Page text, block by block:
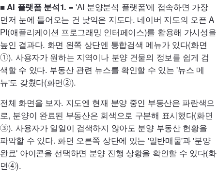
■AI 플랫폼 분석1. ='AI 분양분석 플랫폼'에 접속하면 가장
먼저 눈에 들어오는 건 낯익은 지도다. 네이버 지도의 오픈A
PI(애플리케이션 프로그래밍 인터페이스)를 활용해 가시성을
높인 결과다. 화면 왼쪽 상단엔 통합검색 메뉴가 있다(화면
➀). 사용자가 원하는 지역이나 분양 건물의 정보를 쉽게 검
색할 수 있다. 부동산 관련 뉴스를 확인할 수 있는 '뉴스 메
뉴'도 갖췄다(화면➁).
전체 화면을 보자. 지도엔 현재 분양 중인 부동산은 파란색으
로, 분양이 완료된 부동산은 회색으로 구분해 표시했다(화면
➂). 사용자가 일일이 검색하지 않아도 분양 부동산 현황을
파악할 수 있다. 화면 오른쪽 상단에 있는 '일반매물'과 '분양
완료' 아이콘을 선택하면 분양 진행 상황을 확인할 수 있다(화
면➃).